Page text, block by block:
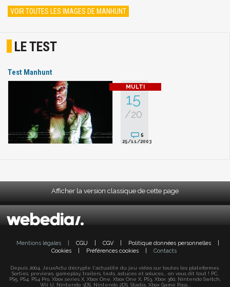
VOIR TOUTES LES IMAGES DE MANHUNT
LE TEST
Test Manhunt
15
/20
5
25/11/2003
Afficher la version classique de cette page
Mentions légales CGU CGV Politique données personnelles
Cookies
Préférences cookies Contacts
Depuis 2004, JeuxActu décrypte l'actualité du jeu vidéo sur toutes les plateformes.
Sorties, previews, gameplay, trailers, tests, astuces et soluces... on vous dit tout ! PC,
PS5, PS4, PS4 Pro, Xbox series X, Xbox One, Xbox One X, PS3, Xbox 360, Nintendo Switch,
Wii U, Nintendo 3DS, Nintendo 2DS, Stadia, Xbox Game Pass...